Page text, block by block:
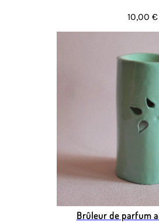
10,00 €
Brûleur de parfum